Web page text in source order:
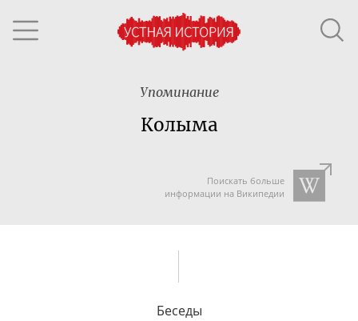
Упоминание
Колыма
Поискать больше
информации на Википедии
Беседы